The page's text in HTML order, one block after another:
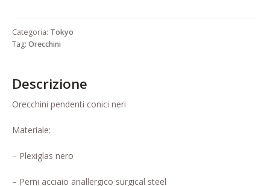
Refund and Returns Policy
Categoria: Tokyo
Tag: Orecchini
Descrizione
Orecchini pendenti conici neri
Materiale:
– Plexiglas nero
– Perni acciaio anallergico surgical steel